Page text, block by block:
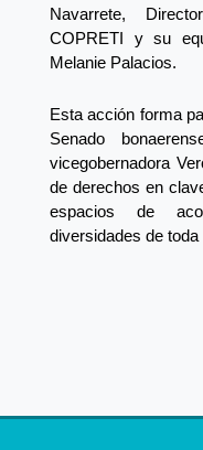
Navarrete,
COPRETI y su
Melanie Palacios.
Esta acción forma
Senado
vicegobernadora
de derechos en
espacios de
diversidades de toda